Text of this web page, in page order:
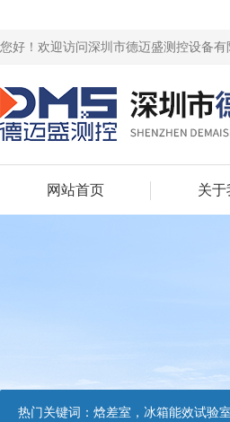
您好！欢迎访问深圳市德迈盛测控设备有
网站首页 关于
热门关键词： 焓差室，冰箱能效试验室，电风扇风量实验室，吸油烟